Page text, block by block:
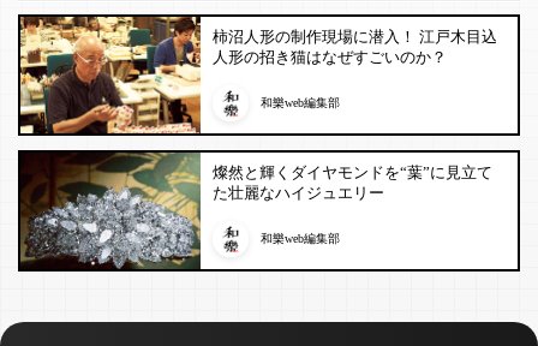
柿沼人形の制作現場に潜入！ 江戸木目込
人形の招き猫はなぜすごいのか？
和樂web編集部
燦然と輝くダイヤモンドを“葉”に見立て
た壮麗なハイジュエリー
和樂web編集部